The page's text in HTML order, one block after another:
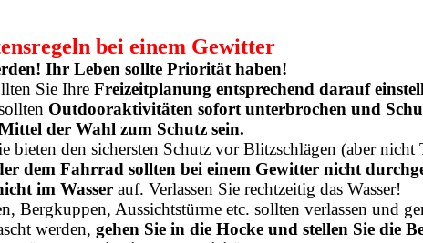
bei einem Gewitter
Ihr Leben sollte Priorität haben!
Sie Ihre Freizeitplanung entsprechend darauf
Outdooraktivitäten sofort unterbrochen und
der Wahl zum Schutz sein.
bieten den sichersten Schutz vor Blitzschlägen (aber nicht
dem Fahrrad sollten bei einem Gewitter nicht
im Wasser auf. Verlassen Sie rechtzeitig das Wasser!
Bergkuppen, Aussichtstürme etc. sollten verlassen und
werden, gehen Sie in die Hocke und stellen Sie die